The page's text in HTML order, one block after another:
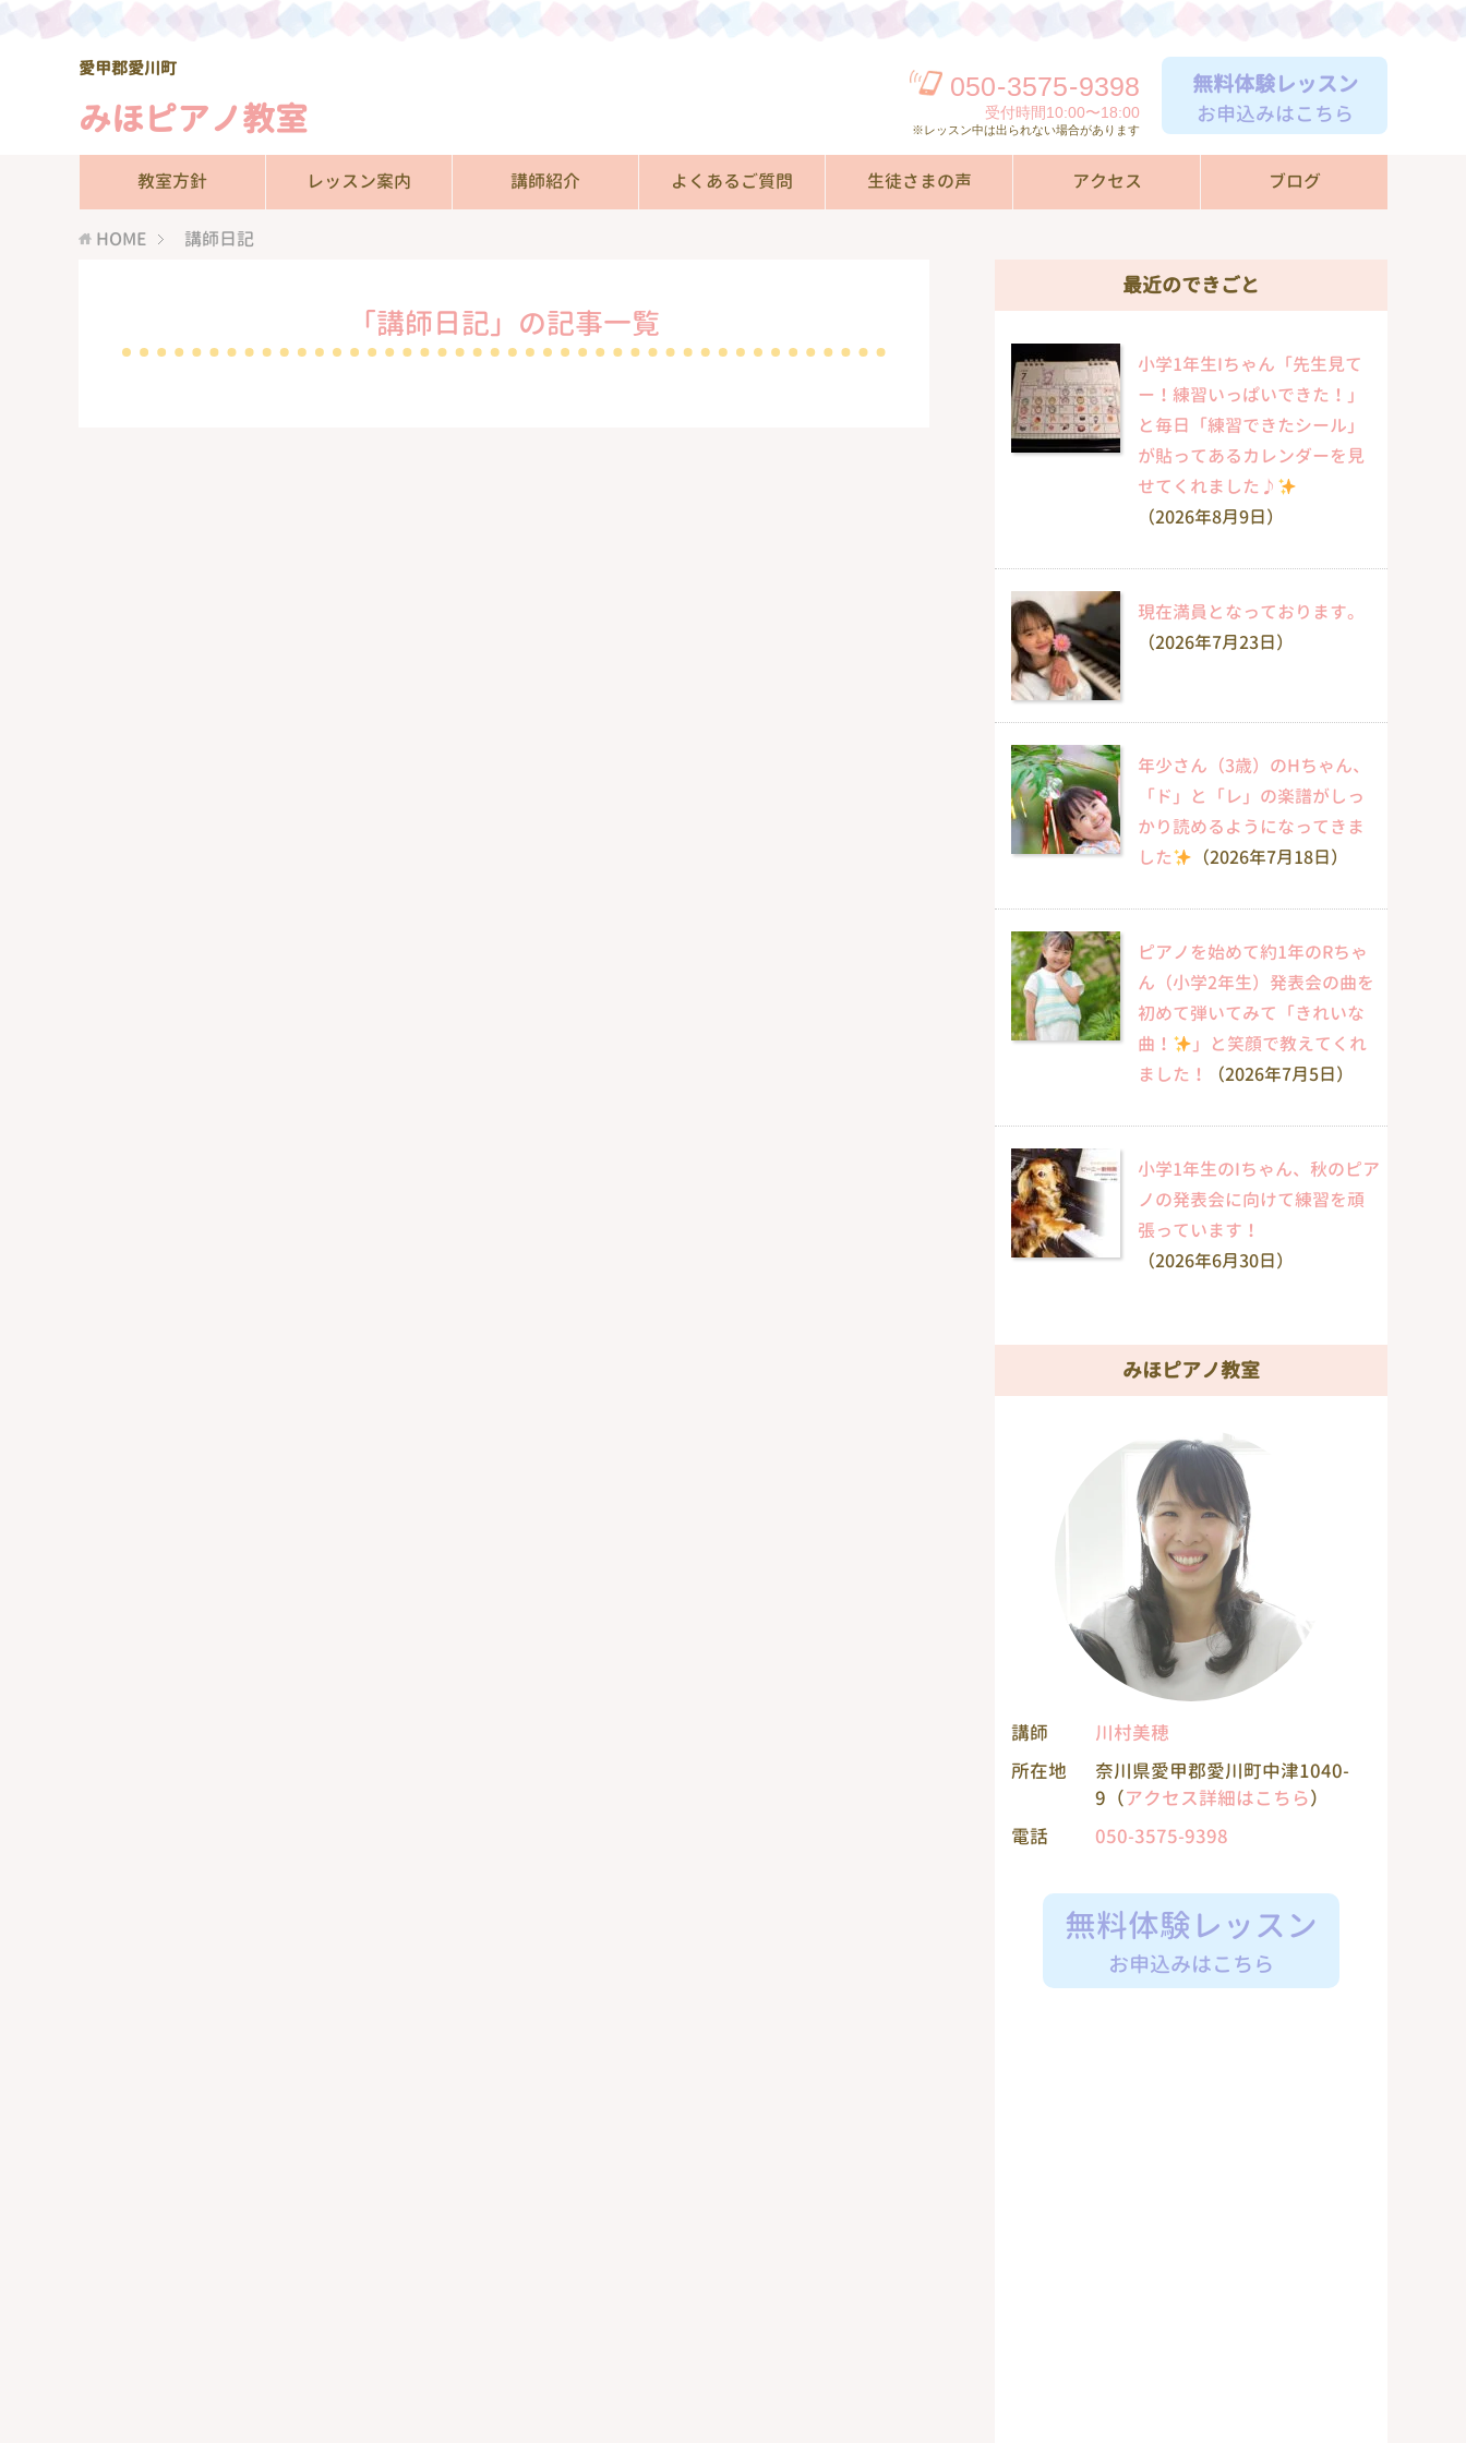
愛甲郡愛川町
みほピアノ教室
050-3575-9398
受付時間10:00〜18:00
※レッスン中は出られない場合があります
無料体験レッスン
お申込みはこちら
教室方針 レッスン案内 講師紹介 よくあるご質問 生徒さまの声 アクセス ブログ
HOME 講師日記
「講師日記」の記事一覧
最近のできごと
小学1年生Iちゃん「先生見て
ー！練習いっぱいできた！」
と毎日「練習できたシール」
が貼ってあるカレンダーを見
せてくれました♪
（2026年8月9日）
現在満員となっております。
（2026年7月23日）
年少さん（3歳）のHちゃん、
「ド」と「レ」の楽譜がしっ
かり読めるようになってきま
した
（2026年7月18日）
ピアノを始めて約1年のRちゃ
ん（小学2年生）発表会の曲を
初めて弾いてみて「きれいな
曲！
」と笑顔で教えてくれ
ました！
（2026年7月5日）
小学1年生のIちゃん、秋のピア
ノの発表会に向けて練習を頑
張っています！
（2026年6月30日）
みほピアノ教室
講師
川村美穂
所在地
奈川県愛甲郡愛川町中津1040-
9（アクセス詳細はこちら）
電話
050-3575-9398
無料体験レッスン
お申込みはこちら